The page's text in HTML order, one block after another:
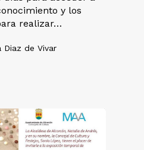
y los
realizar…
Diaz de Vivar